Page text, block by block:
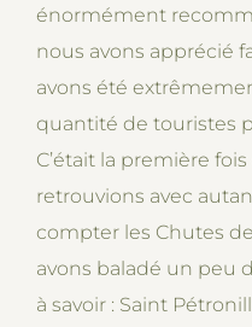
énormément
nous avons apprécié
avons été
quantité de touristes
C’était la première
retrouvions avec
compter les Chutes
avons baladé un peu
à savoir : Saint